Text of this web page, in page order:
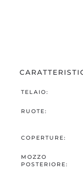
TELAIO:
RUOTE:
COPERTURE:
MOZZO
POSTERIORE: